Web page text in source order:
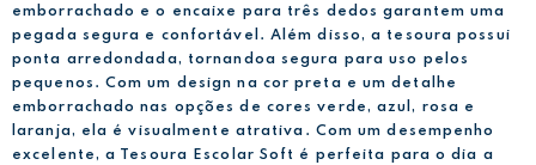
emborrachado e o encaixe para três dedos garantem uma
pegada segura e confortável. Além disso, a tesoura possui
ponta arredondada, tornandoa segura para uso pelos
pequenos. Com um design na cor preta e um detalhe
emborrachado nas opções de cores verde, azul, rosa e
laranja, ela é visualmente atrativa. Com um desempenho
excelente, a Tesoura Escolar Soft é perfeita para o dia a